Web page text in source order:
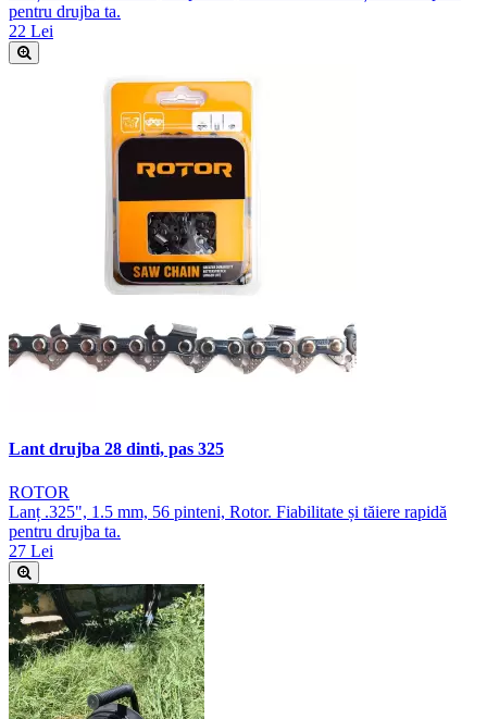
pentru drujba ta.
22 Lei
Lant drujba 28 dinti, pas 325
ROTOR
Lanț .325", 1.5 mm, 56 pinteni, Rotor. Fiabilitate și tăiere rapidă
pentru drujba ta.
27 Lei